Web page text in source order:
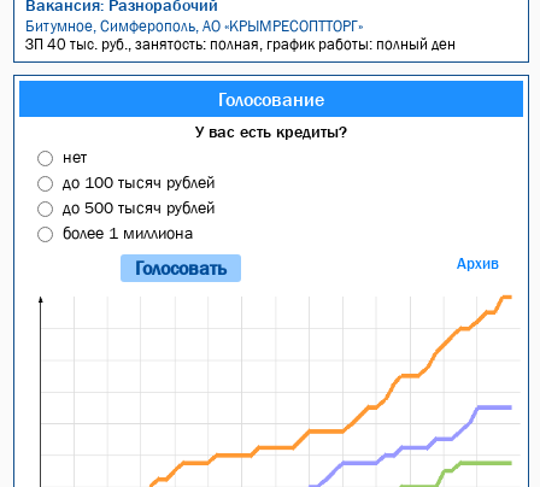
Вакансия: Разнорабочий
Битумное, Симферополь, АО «КРЫМРЕСОПТТОРГ»
ЗП 40 тыс. руб., занятость: полная, график работы: полный ден
Голосование
У вас есть кредиты?
нет
до 100 тысяч рублей
до 500 тысяч рублей
более 1 миллиона
Архив